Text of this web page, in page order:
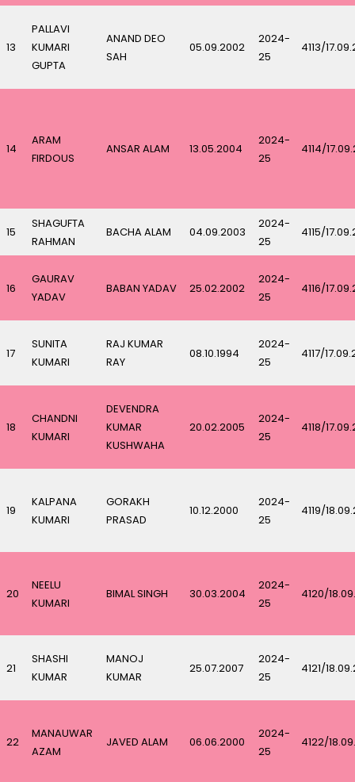
13
PALLAVI
KUMARI
GUPTA
ANAND DEO
SAH
05.09.2002
2024-
25
4113/
14
ARAM
FIRDOUS
ANSAR ALAM 13.05.2004
2024-
25
4114/
15
SHAGUFTA
RAHMAN
BACHA ALAM 04.09.2003
2024-
25
4115/
16
GAURAV
YADAV
BABAN YADAV 25.02.2002
2024-
25
4116/
17
SUNITA
KUMARI
RAJ KUMAR
RAY
08.10.1994
2024-
25
4117/
18
CHANDNI
KUMARI
DEVENDRA
KUMAR
KUSHWAHA
20.02.2005
2024-
25
4118/
19
KALPANA
KUMARI
GORAKH
PRASAD
10.12.2000
2024-
25
4119/
20
NEELU
KUMARI
BIMAL SINGH 30.03.2004
2024-
25
4120/
21
SHASHI
KUMAR
MANOJ
KUMAR
25.07.2007
2024-
25
4121/
22
MANAUWAR
AZAM
JAVED ALAM 06.06.2000
2024-
25
4122/